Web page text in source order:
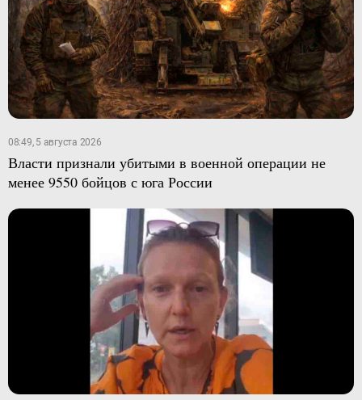
08:49, 5 августа 2026
Власти признали убитыми в военной операции не
менее 9550 бойцов с юга России